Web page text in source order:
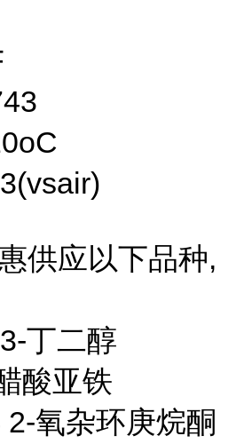
供应以下品种,
丁二醇
酸亚铁
氧杂环庚烷酮